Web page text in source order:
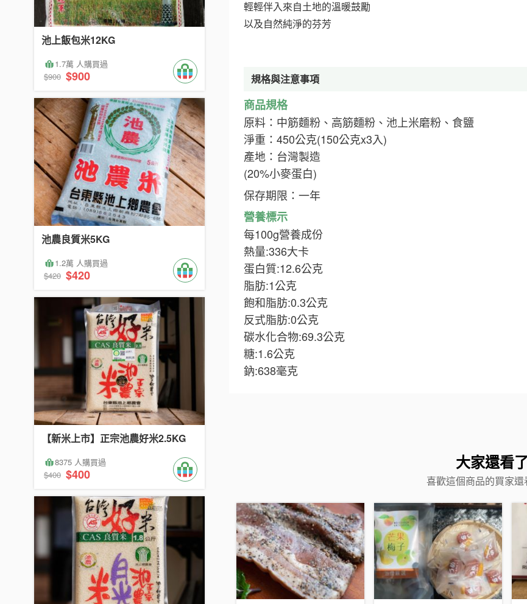
池上飯包米12KG
1.7萬 人購買過
$900 $900
池農良質米5KG
1.2萬 人購買過
$420 $420
【新米上市】正宗池農好米2.5KG
8375 人購買過
$400 $400
輕輕伴入來自土地的溫暖鼓勵
以及自然純淨的芬芳
規格與注意事項
商品規格
原料：中筋麵粉、高筋麵粉、池上米磨粉、食鹽
淨重：450公克(150公克x3入)
產地：台灣製造
(20%小麥蛋白)
保存期限：一年
營養標示
每100g營養成份
熱量:336大卡
蛋白質:12.6公克
脂肪:1公克
飽和脂肪:0.3公克
反式脂肪:0公克
碳水化合物:69.3公克
糖:1.6公克
鈉:638毫克
大家還看
喜歡這個商品的買家